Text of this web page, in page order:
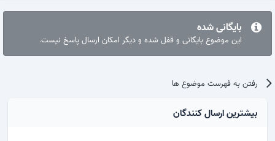
بایگانی شده
این موضوع بایگانی و قفل شده و دیگر امکان ارسال پاسخ نیست.
رفتن به فهرست موضوع ها
بیشترین ارسال کنندگان